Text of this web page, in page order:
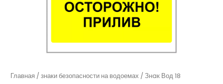
Главная /знаки безопасности на водоемах / Знaк Вод 18